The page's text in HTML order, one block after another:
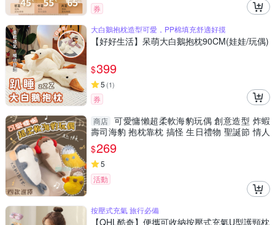
券
大白鵝抱枕造型可愛，PP棉填充舒適好摸
【好好生活】呆萌大白鵝抱枕90CM(娃娃/玩偶)
$399
5 (1)
券
商店 可愛慵懶超柔軟海豹玩偶 創意造型 炸蝦
壽司海豹 抱枕靠枕 搞怪 生日禮物 聖誕節 情人
節 小禮物
$269
5
活動
按壓式充氣 旅行必備
【QHL酷奇】便攜可收納按壓式充氣U型護頸枕